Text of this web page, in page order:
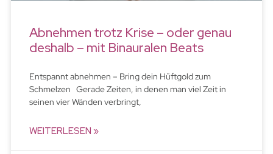
Abnehmen trotz Krise – oder genau
deshalb – mit Binauralen Beats
Entspannt abnehmen – Bring dein Hüftgold zum
Schmelzen Gerade Zeiten, in denen man viel Zeit in
seinen vier Wänden verbringt,
WEITERLESEN »